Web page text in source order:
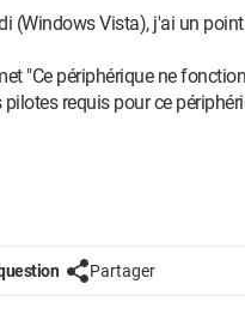
(Windows Vista), j'ai un point
"Ce périphérique ne
requis pour ce
Partager